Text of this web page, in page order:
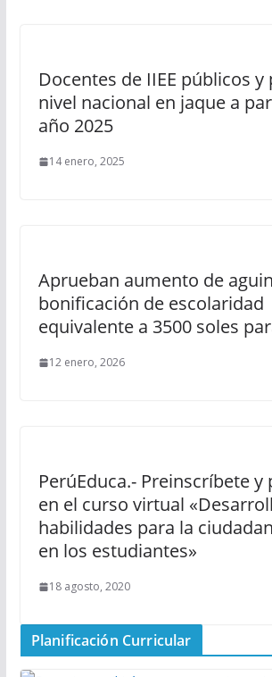
Docentes de IIEE públicos y
nivel nacional en jaque a
año 2025
14 enero, 2025
Aprueban aumento de
bonificación de escolaridad
equivalente a 3500 soles
12 enero, 2026
PerúEduca.- Preinscríbete y
en el curso virtual
habilidades para la
en los estudiantes»
18 agosto, 2020
Planificación Curricular